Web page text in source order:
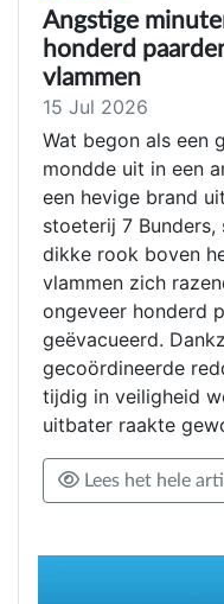
Angstige
honderd
vlammen
15 Jul 2026
Wat begon als een
mondde uit in een
een hevige brand
stoeterij 7
dikke rook boven
vlammen zich
ongeveer honderd
geëvacueerd.
gecoördineerde
tijdig in veiligheid
uitbater raakte
Lees het hele